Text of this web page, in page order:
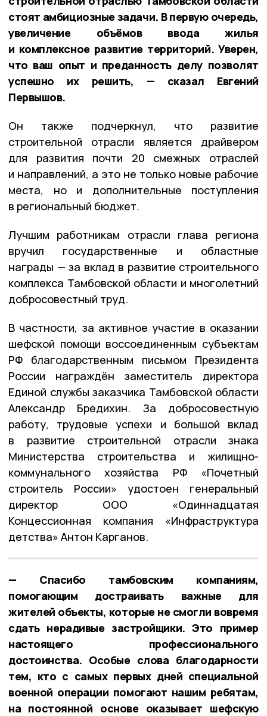
стоят амбициозные задачи. В первую очередь,
увеличение объёмов ввода жилья
и комплексное развитие территорий. Уверен,
что ваш опыт и преданность делу позволят
успешно их решить, — сказал Евгений
Первышов.
Он также подчеркнул, что развитие
строительной отрасли является драйвером
для развития почти 20 смежных отраслей
и направлений, а это не только новые рабочие
места, но и дополнительные поступления
в региональный бюджет.
Лучшим работникам отрасли глава региона
вручил государственные и областные
награды — за вклад в развитие строительного
комплекса Тамбовской области и многолетний
добросовестный труд.
В частности, за активное участие в оказании
шефской помощи воссоединенным субъектам
РФ благодарственным письмом Президента
России награждён заместитель директора
Единой службы заказчика Тамбовской области
Александр Бредихин. За добросовестную
работу, трудовые успехи и большой вклад
в развитие строительной отрасли знака
Министерства строительства и жилищно-
коммунального хозяйства РФ «Почетный
строитель России» удостоен генеральный
директор ООО «Одиннадцатая
Концессионная компания «Инфраструктура
детства» Антон Карганов.
— Спасибо тамбовским компаниям,
помогающим достраивать важные для
жителей объекты, которые не смогли вовремя
сдать нерадивые застройщики. Это пример
настоящего профессионального
достоинства. Особые слова благодарности
тем, кто с самых первых дней специальной
военной операции помогают нашим ребятам,
на постоянной основе оказывает шефскую